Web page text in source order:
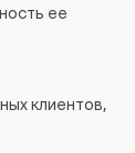
ее
клиентов,